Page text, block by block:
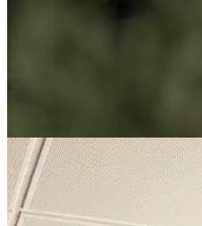
Intranet
Linkedin